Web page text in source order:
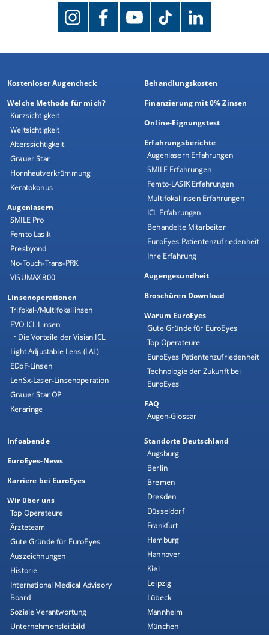
Kostenloser Augencheck
Welche Methode für mich?
Kurzsichtigkeit
Weitsichtigkeit
Alterssichtigkeit
Grauer Star
Hornhautverkrümmung
Keratokonus
Augenlasern
SMILE Pro
Femto Lasik
Presbyond
No-Touch-Trans-PRK
VISUMAX 800
Linsenoperationen
Trifokal-/Multifokallinsen
EVO ICL Linsen
• Die Vorteile der Visian ICL
Light Adjustable Lens (LAL)
EDoF-Linsen
LenSx-Laser-Linsenoperation
Grauer Star OP
Keraringe
Behandlungskosten
Finanzierung mit 0% Zinsen
Online-Eignungstest
Erfahrungsberichte
Augenlasern Erfahrungen
SMILE Erfahrungen
Femto-LASIK Erfahrungen
Multifokallinsen Erfahrungen
ICL Erfahrungen
Behandelte Mitarbeiter
EuroEyes Patientenzufriedenheit
Ihre Erfahrung
Augengesundheit
Broschüren Download
Warum EuroEyes
Gute Gründe für EuroEyes
Top Operateure
EuroEyes Patientenzufriedenheit
Technologie der Zukunft bei
EuroEyes
FAQ
Augen-Glossar
Infoabende
EuroEyes-News
Karriere bei EuroEyes
Wir über uns
Top Operateure
Ärzteteam
Gute Gründe für EuroEyes
Auszeichnungen
Historie
International Medical Advisory
Board
Soziale Verantwortung
Unternehmensleitbild
Standorte Deutschland
Augsburg
Berlin
Bremen
Dresden
Düsseldorf
Frankfurt
Hamburg
Hannover
Kiel
Leipzig
Lübeck
Mannheim
München